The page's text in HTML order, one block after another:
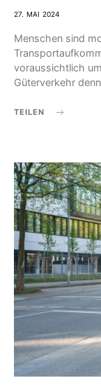
27. MAI 2024
Menschen sind
voraussichtlich
Güterverkehr
TEILEN